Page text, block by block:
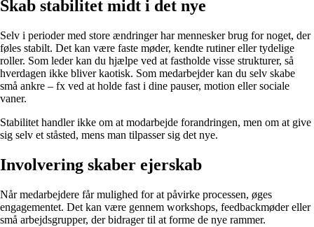
Skab stabilitet midt i det nye
Selv i perioder med store ændringer har mennesker brug for noget, der
føles stabilt. Det kan være faste møder, kendte rutiner eller tydelige
roller. Som leder kan du hjælpe ved at fastholde visse strukturer, så
hverdagen ikke bliver kaotisk. Som medarbejder kan du selv skabe
små ankre – fx ved at holde fast i dine pauser, motion eller sociale
vaner.
Stabilitet handler ikke om at modarbejde forandringen, men om at give
sig selv et ståsted, mens man tilpasser sig det nye.
Involvering skaber ejerskab
Når medarbejdere får mulighed for at påvirke processen, øges
engagementet. Det kan være gennem workshops, feedbackmøder eller
små arbejdsgrupper, der bidrager til at forme de nye rammer.